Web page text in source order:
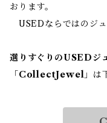
おります。
USEDならではのジュ
選りすぐりのUSEDジ
「CollectJewel 」は